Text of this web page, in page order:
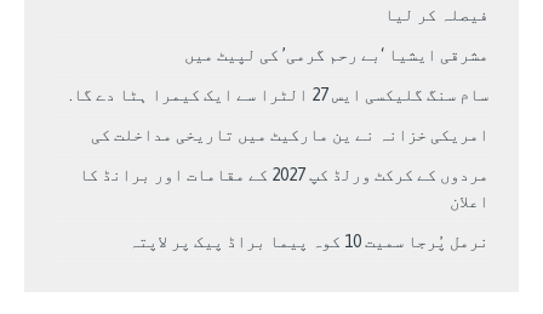
فیصلہ کر لیا
مشرقی ایشیا ‘بے رحم گرمی’ کی لپیٹ میں
سام سنگ گلیکسی ایس 27 الٹرا سے ایک کیمرا ہٹا دے گا.
امریکی خزانہ نے ین مارکیٹ میں تاریخی مداخلت کی
مردوں کے کرکٹ ورلڈ کپ 2027 کے مقامات اور برانڈ کا
اعلان
نرمل پُرجا سمیت 10 کوہ پیما براڈ پیک پر لاپتہ